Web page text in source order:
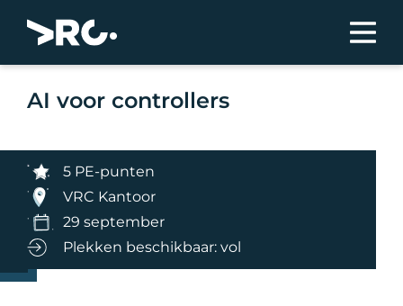
AI voor controllers
5 PE-punten
VRC Kantoor
29 september
Plekken beschikbaar: vol